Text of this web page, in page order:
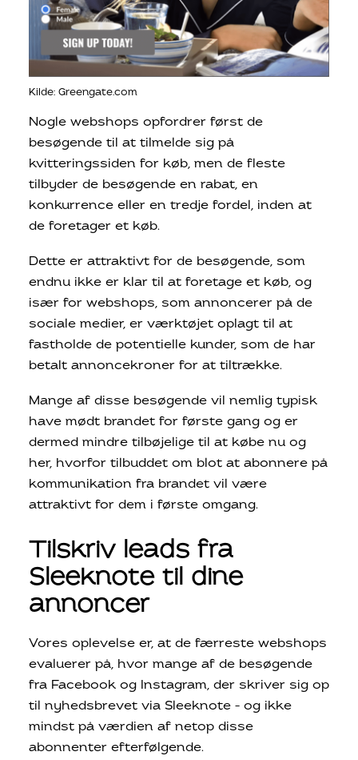
Kilde: Greengate.com
Nogle webshops opfordrer først de
besøgende til at tilmelde sig på
kvitteringssiden for køb, men de fleste
tilbyder de besøgende en rabat, en
konkurrence eller en tredje fordel, inden at
de foretager et køb.
Dette er attraktivt for de besøgende, som
endnu ikke er klar til at foretage et køb, og
især for webshops, som annoncerer på de
sociale medier, er værktøjet oplagt til at
fastholde de potentielle kunder, som de har
betalt annoncekroner for at tiltrække.
Mange af disse besøgende vil nemlig typisk
have mødt brandet for første gang og er
dermed mindre tilbøjelige til at købe nu og
her, hvorfor tilbuddet om blot at abonnere på
kommunikation fra brandet vil være
attraktivt for dem i første omgang.
Tilskriv leads fra
Sleeknote til dine
annoncer
Vores oplevelse er, at de færreste webshops
evaluerer på, hvor mange af de besøgende
fra Facebook og Instagram, der skriver sig op
til nyhedsbrevet via Sleeknote – og ikke
mindst på værdien af netop disse
abonnenter efterfølgende.